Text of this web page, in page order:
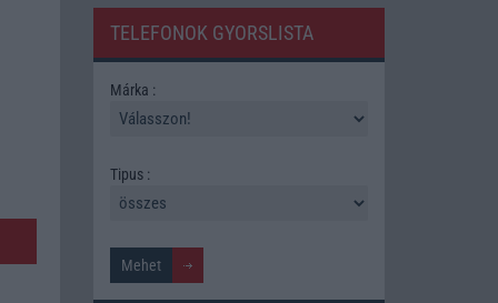
TELEFONOK GYORSLISTA
Márka :
Tipus :